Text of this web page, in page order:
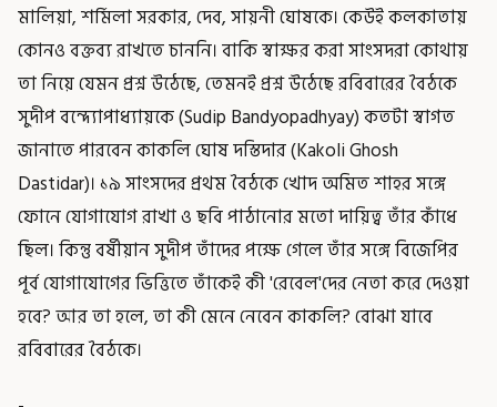
মালিয়া, শর্মিলা সরকার, দেব, সায়নী ঘোষকে। কেউই কলকাতায়
কোনও বক্তব্য রাখতে চাননি। বাকি স্বাক্ষর করা সাংসদরা কোথায়
তা নিয়ে যেমন প্রশ্ন উঠেছে, তেমনই প্রশ্ন উঠেছে রবিবারের বৈঠকে
সুদীপ বন্দ্যোপাধ্যায়কে (Sudip Bandyopadhyay) কতটা স্বাগত
জানাতে পারবেন কাকলি ঘোষ দস্তিদার (Kakoli Ghosh
Dastidar)। ১৯ সাংসদের প্রথম বৈঠকে খোদ অমিত শাহর সঙ্গে
ফোনে যোগাযোগ রাখা ও ছবি পাঠানোর মতো দায়িত্ব তাঁর কাঁধে
ছিল। কিন্তু বর্ষীয়ান সুদীপ তাঁদের পক্ষে গেলে তাঁর সঙ্গে বিজেপির
পূর্ব যোগাযোগের ভিত্তিতে তাঁকেই কী 'রেবেল'দের নেতা করে দেওয়া
হবে? আর তা হলে, তা কী মেনে নেবেন কাকলি? বোঝা যাবে
রবিবারের বৈঠকে।